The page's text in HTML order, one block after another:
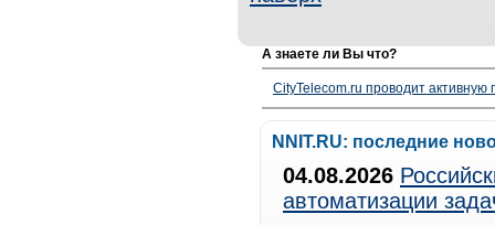
А знаете ли Вы что?
CityTelecom.ru проводит активную
NNIT.RU: последние
04.08.2026
автоматизации